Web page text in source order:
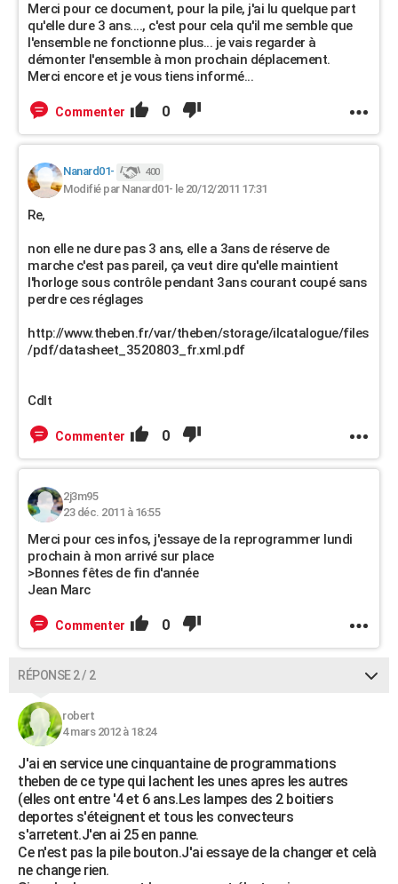
Merci pour ce document, pour la pile, j'ai lu quelque part
qu'elle dure 3 ans...., c'est pour cela qu'il me semble que
l'ensemble ne fonctionne plus... je vais regarder à
démonter l'ensemble à mon prochain déplacement.
Merci encore et je vous tiens informé...
Commenter 0
Nanard01- 400
Modifié par Nanard01- le 20/12/2011 17:31
Re,
non elle ne dure pas 3 ans, elle a 3ans de réserve de
marche c'est pas pareil, ça veut dire qu'elle maintient
l'horloge sous contrôle pendant 3ans courant coupé sans
perdre ces réglages
http://www.theben.fr/var/theben/storage/ilcatalogue/files
/pdf/datasheet_3520803_fr.xml.pdf
Cdlt
Commenter 0
2j3m95
23 déc. 2011 à 16:55
Merci pour ces infos, j'essaye de la reprogrammer lundi
prochain à mon arrivé sur place
>Bonnes fêtes de fin d'année
Jean Marc
Commenter 0
RÉPONSE 2 / 2
robert
4 mars 2012 à 18:24
J'ai en service une cinquantaine de programmations
theben de ce type qui lachent les unes apres les autres
(elles ont entre '4 et 6 ans.Les lampes des 2 boitiers
deportes s'éteignent et tous les convecteurs
s'arretent.J'en ai 25 en panne.
Ce n'est pas la pile bouton.J'ai essaye de la changer et celà
ne change rien.